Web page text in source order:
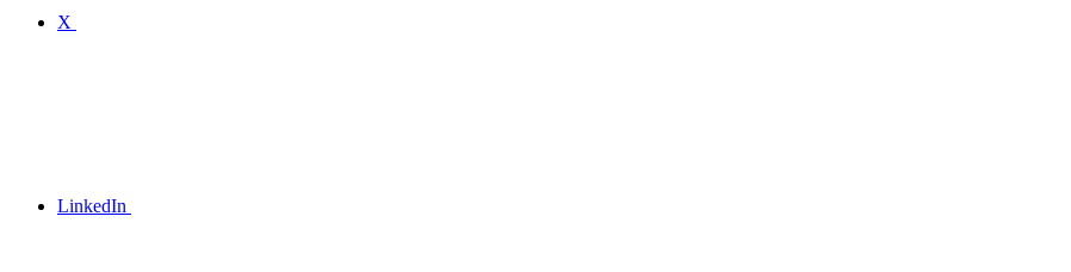
X
LinkedIn